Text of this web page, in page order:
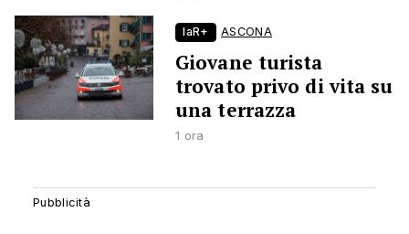
laR+ ASCONA
Giovane turista
trovato privo di vita su
una terrazza
1 ora